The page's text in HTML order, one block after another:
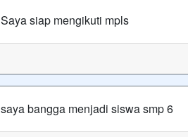
Saya siap mengikuti mpls
saya bangga menjadi siswa smp 6